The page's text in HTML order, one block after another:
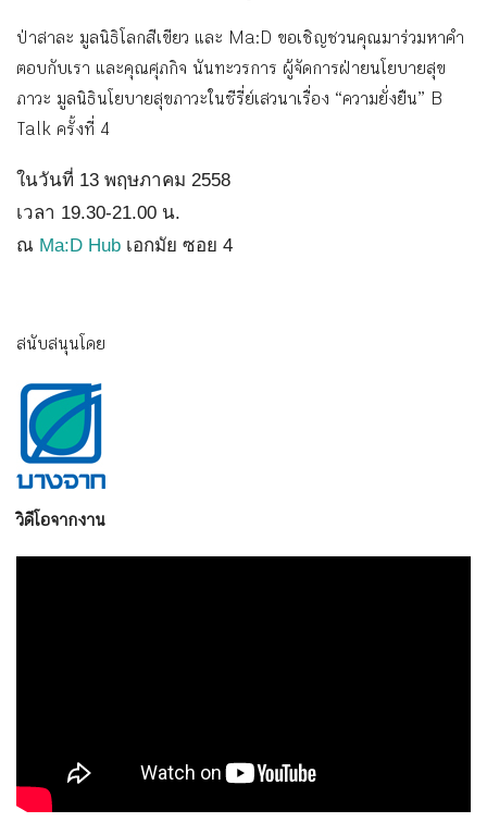
ป่าสาละ มูลนิธิโลกสีเขียว และ Ma:D ขอเชิญชวนคุณมาร่วมหาคำ
ตอบกับเรา และคุณศุภกิจ นันทะวรการ ผู้จัดการฝ่ายนโยบายสุข
ภาวะ มูลนิธินโยบายสุขภาวะในซีรี่ย์เสวนาเรื่อง “ความยั่งยืน” B
Talk ครั้งที่ 4
ในวันที่ 13 พฤษภาคม 2558
เวลา 19.30-21.00 น.
ณ Ma:D Hub เอกมัย ซอย 4
สนับสนุนโดย
วิดีโอจากงาน